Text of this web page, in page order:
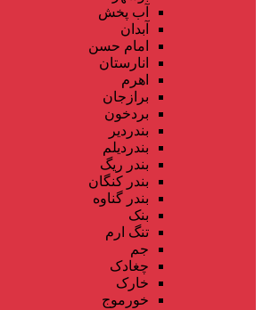
آب پخش
آبدان
امام حسن
انارستان
اهرم
برازجان
بردخون
بندردیر
بندردیلم
بندر ریگ
بندر کنگان
بندر گناوه
بنک
تنگ ارم
جم
چغادک
خارک
خورموج